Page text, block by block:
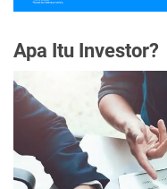
Apa Itu Investor?